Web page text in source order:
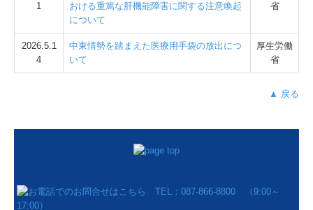
1
おける重篤な肝機能障害に関する注意喚起
について
省
2026.5.1
4
中東情勢を踏まえた医療用手袋の放出につ
いて
厚生労働
省
▲ 戻る